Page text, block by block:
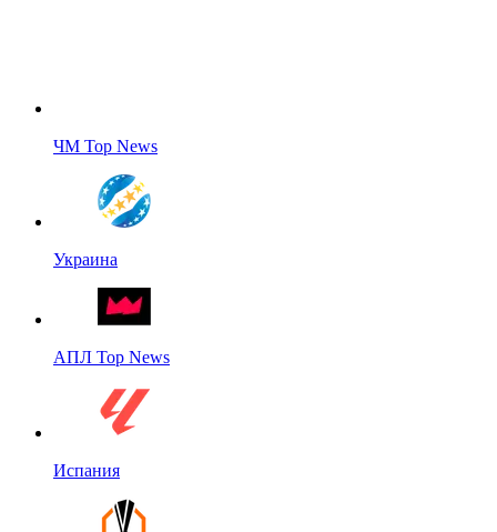
ЧМ Top News
Украина
АПЛ Top News
Испания